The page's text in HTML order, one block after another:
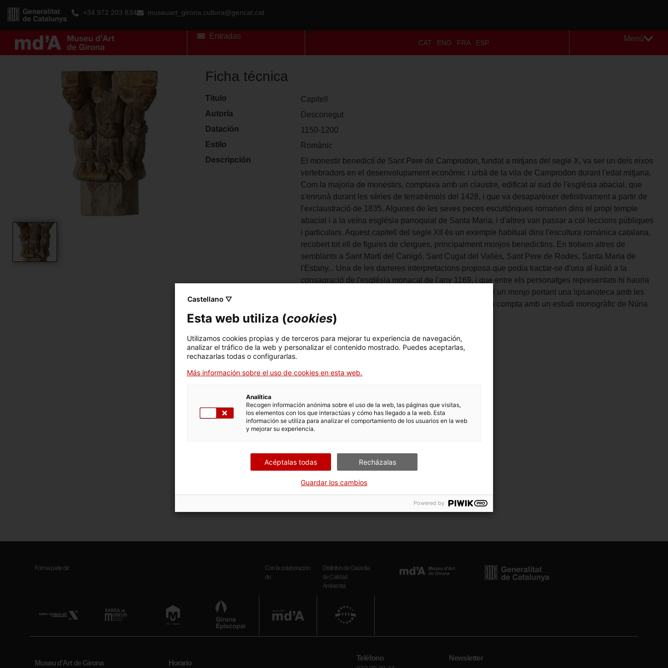
+34 972 203 834 museuart_girona.cultura@gencat.cat
Entradas
CAT ENG FRA ESP
Menú
Ficha técnica
Título
Capitell
Autoría
Desconegut
Datación
1150-1200
Estilo
Romànic
Descripción
El monestir benedictí de Sant Pere de Camprodon, fundat a mitjans del segle X, va ser un dels eixos
vertebradors en el desenvolupament econòmic i urbà de la vila de Camprodon durant l'edat mitjana.
Com la majoria de monestirs, comptava amb un claustre, edificat al sud de l'església abacial, que
s'enrunà durant les sèries de terratrèmols del 1428, i que va desaparèixer definitivament a partir de
l'exclaustració de 1835. Algunes de les seves peces escultòriques romanen dins el propi temple
abacial i a la veïna església parroquial de Santa Maria, i d'altres van passar a col·leccions públiques
i particulars. Aquest capitell del segle XII és un exemple habitual dins l'escultura romànica catalana,
recobert tot ell de figures de clergues, principalment monjos benedictins. En trobem altres de
semblants a Sant Martí del Canigó, Sant Cugat del Vallès, Sant Pere de Rodes, Santa Maria de
l'Estany... Una de les darreres interpretacions proposa que podia tractar-se d'una al·lusió a la
consagració de l'església monacal de l'any 1169, i que entre els personatges representats hi hauria
el bisbe de Girona Guillem de Monells, l'abat Pere (3r) i un monjo portant una lipsanoteca amb les
relíquies de sant Patllari, patró de Camprodon. La peça compta amb un estudi monogràfic de Núria
Peiris ("12 mesos 12 obres" 2019).
Visualización de las
dimensiones
38 x 25 x 25 cm
Número del objeto
MDG0034
Nombre del objeto
Capitell (component de columna)
Fuente de ingreso
Bisbat de Girona
Fons Bisbat de Girona
Recursos web
amics de besalú·Un mes, una obra
Forma parte de:
Con la colaboración
de:
Distintivo de Garantía
de Calidad
Ambiental
Museu d’Art de Girona Horario
Teléfono
Newsletter
Castellano ▽
Esta web utiliza (cookies)
Utilizamos cookies propias y de terceros para mejorar tu experiencia de navegación,
analizar el tráfico de la web y personalizar el contenido mostrado. Puedes aceptarlas,
rechazarlas todas o configurarlas.
Más información sobre el uso de cookies en esta web.
Analítica
Recogen información anónima sobre el uso de la web, las páginas que visitas,
los elementos con los que interactúas y cómo has llegado a la web. Esta
información se utiliza para analizar el comportamiento de los usuarios en la web
y mejorar su experiencia.
Acéptalas todas Recházalas
Guardar los cambios
Powered by